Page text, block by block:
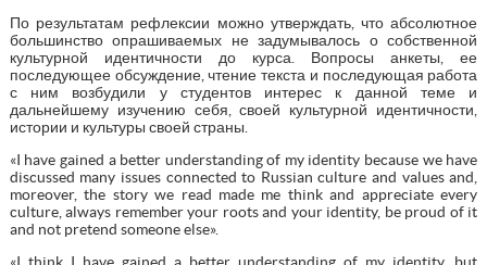
По результатам рефлексии можно утверждать, что абсолютное
большинство опрашиваемых не задумывалось о собственной
культурной идентичности до курса. Вопросы анкеты, ее
последующее обсуждение, чтение текста и последующая работа
с ним возбудили у студентов интерес к данной теме и
дальнейшему изучению себя, своей культурной идентичности,
истории и культуры своей страны.
«I have gained a better understanding of my identity because we have
discussed many issues connected to Russian culture and values and,
moreover, the story we read made me think and appreciate every
culture, always remember your roots and your identity, be proud of it
and not pretend someone else».
«I think I have gained a better understanding of my identity, but